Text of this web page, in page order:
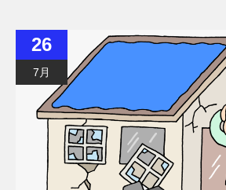
26
7月